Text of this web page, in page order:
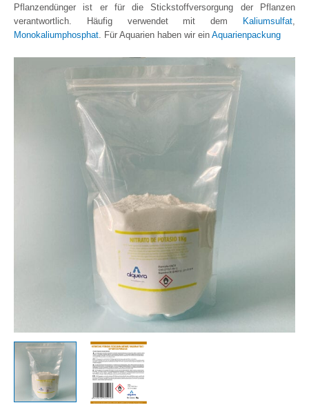
Pflanzendünger ist er für die Stickstoffversorgung der Pflanzen
verantwortlich. Häufig verwendet mit dem
Kaliumsulfat,
Monokaliumphosphat. Für Aquarien haben wir ein Aquarienpackung